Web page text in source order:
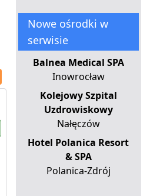
Nowe ośrodki w
serwisie
Balnea Medical SPA
Inowrocław
Kolejowy Szpital
Uzdrowiskowy
Nałęczów
Hotel Polanica Resort
& SPA
Polanica-Zdrój